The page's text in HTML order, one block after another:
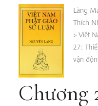
Làng
Thích
> Việt
27:
vận
Chương